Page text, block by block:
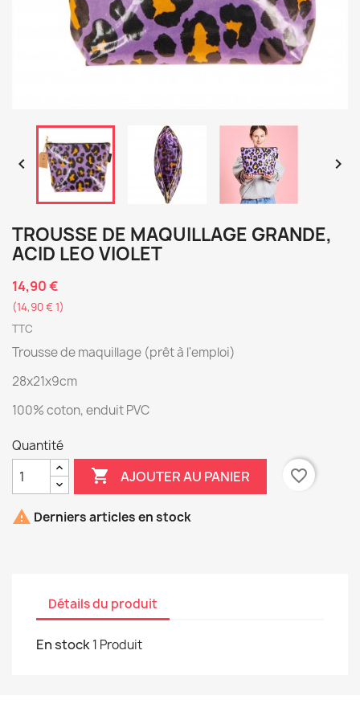
 
TROUSSE DE MAQUILLAGE GRANDE,
ACID LEO VIOLET
14,90 €
(14,90 € 1)
TTC
Trousse de maquillage (prêt à l'emploi)
28x21x9cm
100% coton, enduit PVC
Quantité
 AJOUTER AU PANIER favorite_border
 Derniers articles en stock
Détails du produit
En stock1 Produit